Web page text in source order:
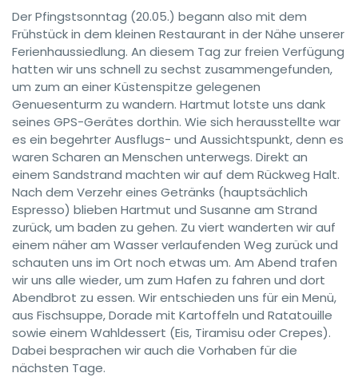
Der Pfingstsonntag (20.05.) begann also mit dem
Frühstück in dem kleinen Restaurant in der Nähe unserer
Ferienhaussiedlung. An diesem Tag zur freien Verfügung
hatten wir uns schnell zu sechst zusammengefunden,
um zum an einer Küstenspitze gelegenen
Genuesenturm zu wandern. Hartmut lotste uns dank
seines GPS-Gerätes dorthin. Wie sich herausstellte war
es ein begehrter Ausflugs- und Aussichtspunkt, denn es
waren Scharen an Menschen unterwegs. Direkt an
einem Sandstrand machten wir auf dem Rückweg Halt.
Nach dem Verzehr eines Getränks (hauptsächlich
Espresso) blieben Hartmut und Susanne am Strand
zurück, um baden zu gehen. Zu viert wanderten wir auf
einem näher am Wasser verlaufenden Weg zurück und
schauten uns im Ort noch etwas um. Am Abend trafen
wir uns alle wieder, um zum Hafen zu fahren und dort
Abendbrot zu essen. Wir entschieden uns für ein Menü,
aus Fischsuppe, Dorade mit Kartoffeln und Ratatouille
sowie einem Wahldessert (Eis, Tiramisu oder Crepes).
Dabei besprachen wir auch die Vorhaben für die
nächsten Tage.